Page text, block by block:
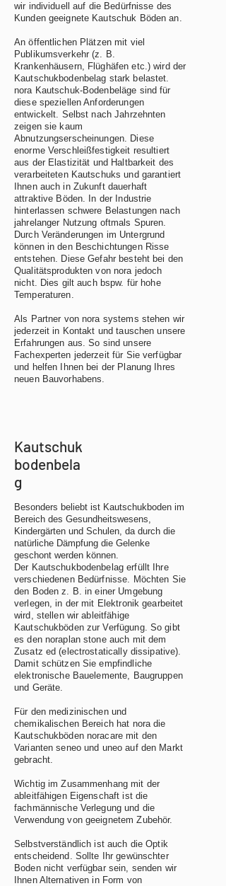
wir individuell auf die Bedürfnisse des
Kunden geeignete Kautschuk Böden an.
An öffentlichen Plätzen mit viel
Publikumsverkehr (z. B.
Krankenhäusern, Flüghäfen etc.) wird der
Kautschukbodenbelag stark belastet.
nora Kautschuk-Bodenbeläge sind für
diese speziellen Anforderungen
entwickelt. Selbst nach Jahrzehnten
zeigen sie kaum
Abnutzungserscheinungen. Diese
enorme Verschleißfestigkeit resultiert
aus der Elastizität und Haltbarkeit des
verarbeiteten Kautschuks und garantiert
Ihnen auch in Zukunft dauerhaft
attraktive Böden. In der Industrie
hinterlassen schwere Belastungen nach
jahrelanger Nutzung oftmals Spuren.
Durch Veränderungen im Untergrund
können in den Beschichtungen Risse
entstehen. Diese Gefahr besteht bei den
Qualitätsprodukten von nora jedoch
nicht. Dies gilt auch bspw. für hohe
Temperaturen.
Als Partner von nora systems stehen wir
jederzeit in Kontakt und tauschen unsere
Erfahrungen aus. So sind unsere
Fachexperten jederzeit für Sie verfügbar
und helfen Ihnen bei der Planung Ihres
neuen Bauvorhabens.
Kautschuk
bodenbela
g
Besonders beliebt ist Kautschukboden im
Bereich des Gesundheitswesens,
Kindergärten und Schulen, da durch die
natürliche Dämpfung die Gelenke
geschont werden können.
Der Kautschukbodenbelag erfüllt Ihre
verschiedenen Bedürfnisse. Möchten Sie
den Boden z. B. in einer Umgebung
verlegen, in der mit Elektronik gearbeitet
wird, stellen wir ableitfähige
Kautschukböden zur Verfügung. So gibt
es den noraplan stone auch mit dem
Zusatz ed (electrostatically dissipative).
Damit schützen Sie empfindliche
elektronische Bauelemente, Baugruppen
und Geräte.
Für den medizinischen und
chemikalischen Bereich hat nora die
Kautschukböden noracare mit den
Varianten seneo und uneo auf den Markt
gebracht.
Wichtig im Zusammenhang mit der
ableitfähigen Eigenschaft ist die
fachmännische Verlegung und die
Verwendung von geeignetem Zubehör.
Selbstverständlich ist auch die Optik
entscheidend. Sollte Ihr gewünschter
Boden nicht verfügbar sein, senden wir
Ihnen Alternativen in Form von